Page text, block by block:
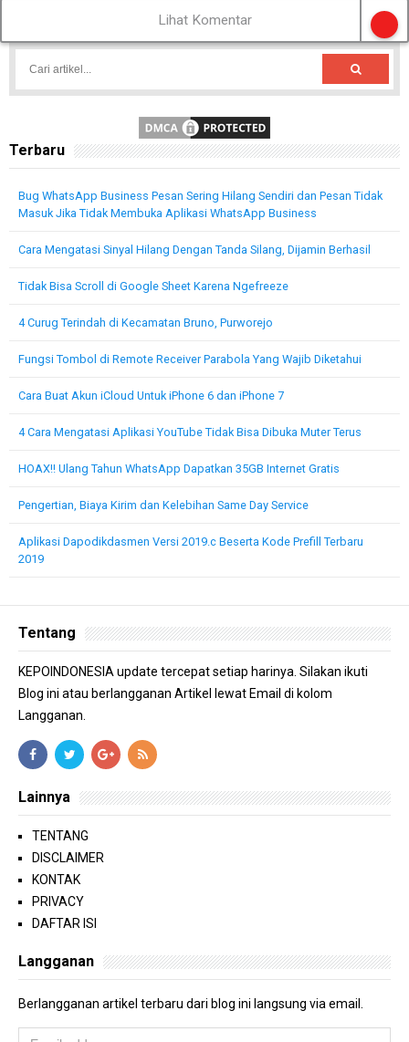
Lihat Komentar
Terbaru
Bug WhatsApp Business Pesan Sering Hilang Sendiri dan Pesan Tidak
Masuk Jika Tidak Membuka Aplikasi WhatsApp Business
Cara Mengatasi Sinyal Hilang Dengan Tanda Silang, Dijamin Berhasil
Tidak Bisa Scroll di Google Sheet Karena Ngefreeze
4 Curug Terindah di Kecamatan Bruno, Purworejo
Fungsi Tombol di Remote Receiver Parabola Yang Wajib Diketahui
Cara Buat Akun iCloud Untuk iPhone 6 dan iPhone 7
4 Cara Mengatasi Aplikasi YouTube Tidak Bisa Dibuka Muter Terus
HOAX!! Ulang Tahun WhatsApp Dapatkan 35GB Internet Gratis
Pengertian, Biaya Kirim dan Kelebihan Same Day Service
Aplikasi Dapodikdasmen Versi 2019.c Beserta Kode Prefill Terbaru
2019
Tentang
KEPOINDONESIA update tercepat setiap harinya. Silakan ikuti
Blog ini atau berlangganan Artikel lewat Email di kolom
Langganan.
Lainnya
TENTANG
DISCLAIMER
KONTAK
PRIVACY
DAFTAR ISI
Langganan
Berlangganan artikel terbaru dari blog ini langsung via email.